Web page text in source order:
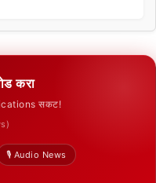
करा
सकट!
🎙️ Audio News